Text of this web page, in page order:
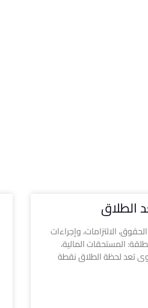
الطلاق
الالتزامات، وإجراءات
المستحقات المالية،
تعد لحظة الطلاق نقطة